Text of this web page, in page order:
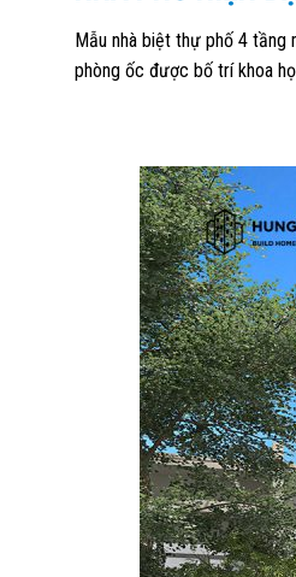
Mẫu nhà biệt thự phố 4 tầng
phòng ốc được bố trí khoa